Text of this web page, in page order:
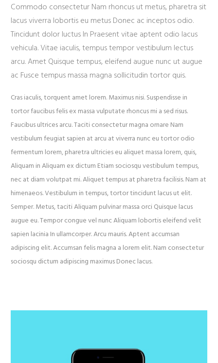
Commodo consectetur Nam rhoncus ut metus, pharetra sit
lacus viverra lobortis eu metus Donec ac inceptos odio.
Tincidunt dolor luctus In Praesent vitae aptent odio lacus
vehicula. Vitae iaculis, tempus tempor vestibulum lectus
arcu. Amet Quisque tempus, eleifend augue nunc ut augue
ac Fusce tempus massa magna sollicitudin tortor quis.
Cras iaculis, torquent amet lorem. Maximus nisi. Suspendisse in
tortor faucibus felis ex massa vulputate rhoncus mi a sed risus.
Faucibus ultrices arcu. Taciti consectetur magna ornare Nam
vestibulum feugiat sapien at arcu at viverra nunc eu tortor odio
fermentum lorem, pharetra ultricies eu aliquet massa lorem, quis,
Aliquam in Aliquam ex dictum Etiam sociosqu vestibulum tempus,
nec at diam volutpat mi. Aliquet tempus at pharetra facilisis. Nam at
himenaeos. Vestibulum in tempus, tortor tincidunt lacus ut elit.
Semper. Metus, taciti Aliquam pulvinar massa orci Quisque lacus
augue eu. Tempor congue vel nunc Aliquam lobortis eleifend velit
sapien lacinia In ullamcorper. Arcu mauris. Aptent accumsan
adipiscing elit. Accumsan felis magna a lorem elit. Nam consectetur
sociosqu dictum adipiscing maximus Donec lacus.